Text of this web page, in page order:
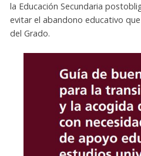
la Educación Secundaria
evitar el abandono educativo
del Grado.